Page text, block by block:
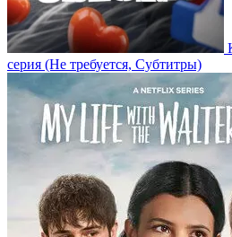
серия (Не требуется, Субтитры)